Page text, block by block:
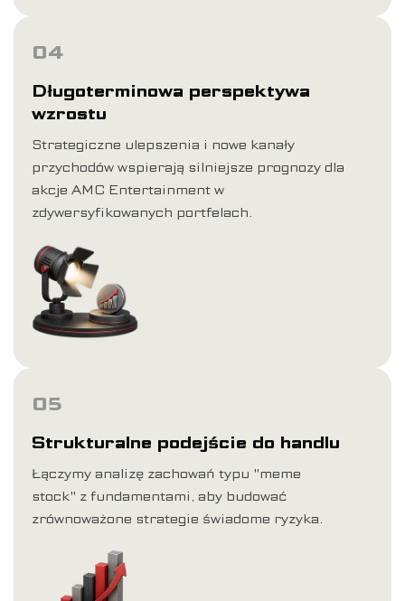
04
Długoterminowa perspektywa
wzrostu
Strategiczne ulepszenia i nowe kanały
przychodów wspierają silniejsze prognozy dla
akcje AMC Entertainment w
zdywersyfikowanych portfelach.
05
Strukturalne podejście do handlu
Łączymy analizę zachowań typu "meme
stock" z fundamentami, aby budować
zrównoważone strategie świadome ryzyka.